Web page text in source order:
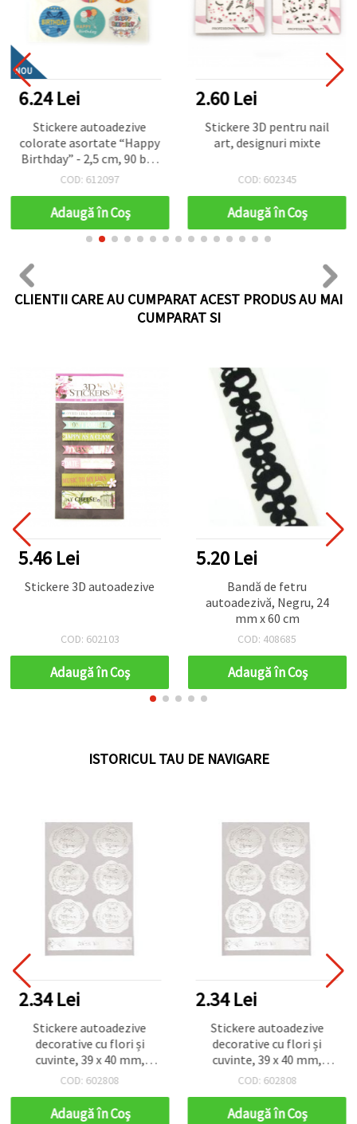
NOU
6.24 Lei
Stickere autoadezive
colorate asortate “Happy
Birthday” - 2,5 cm, 90 buc
- vesele și haioase,
decorarea cadourilor,
felicitărilor, invitațiilor și
punguțelor pentru
COD: 612097
Adaugă în Coş
2.60 Lei
Stickere 3D pentru nail
art, designuri mixte
COD: 602345
Adaugă în Coş
CLIENTII CARE AU CUMPARAT ACEST PRODUS AU MAI
CUMPARAT SI
5.46 Lei
Stickere 3D autoadezive
COD: 602103
Adaugă în Coş
5.20 Lei
Bandă de fetru
autoadezivă, Negru, 24
mm x 60 cm
COD: 408685
Adaugă în Coş
ISTORICUL TAU DE NAVIGARE
2.34 Lei
Stickere autoadezive
decorative cu flori și
cuvinte, 39 x 40 mm,
culoare argintie – 7 buc.
COD: 602808
Adaugă în Coş
2.34 Lei
Stickere autoadezive
decorative cu flori și
cuvinte, 39 x 40 mm,
culoare argintie – 7 buc.
COD: 602808
Adaugă în Coş